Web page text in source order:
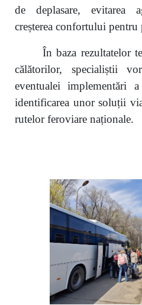
de deplasare, evitarea
creșterea confortului pentru
În baza rezultatelor
călătorilor, specialiștii
eventualei implementări
identificarea unor soluții
rutelor feroviare naționale.